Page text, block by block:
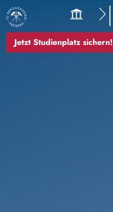
Jetzt Studienplatz sichern!
Image